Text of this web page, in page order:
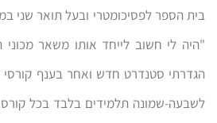
בית הספר לפסיכומטרי ובעל תואר שני
"היה לי חשוב לייחד אותו משאר מכוני
הגדרתי סטנדרט חדש ואחר בענף קורסי
לשבעה-שמונה תלמידים בלבד בכל